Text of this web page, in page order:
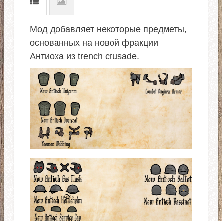
Мод добавляет некоторые предметы,
основанных на новой фракции
Антиоха из trench crusade.